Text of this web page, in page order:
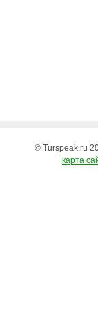
© Turspeak.ru
карта